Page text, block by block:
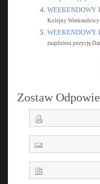
WEEKENDOWY
Kolejny
WEEKENDOWY
znajdziesz pozycję
Zostaw